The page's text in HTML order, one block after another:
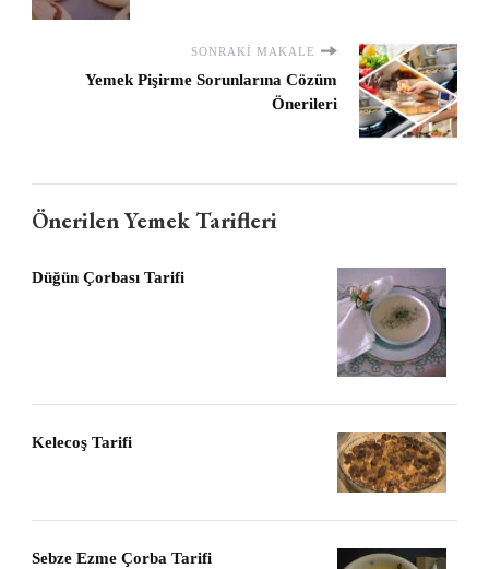
SONRAKI MAKALE
Yemek Pişirme Sorunlarına Cözüm
Önerileri
Önerilen Yemek Tarifleri
Düğün Çorbası Tarifi
Kelecoş Tarifi
Sebze Ezme Çorba Tarifi